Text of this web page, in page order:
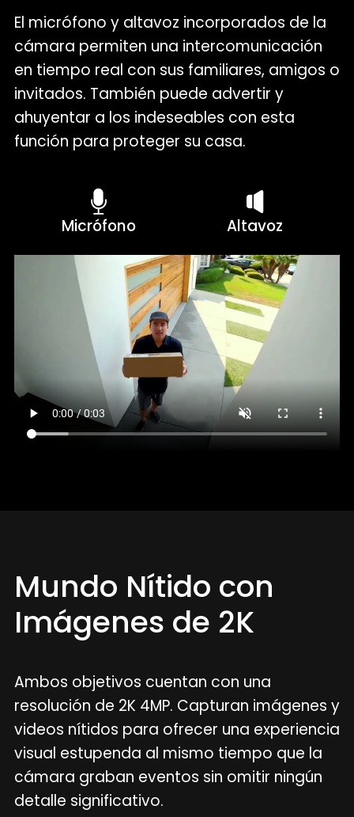
El micrófono y altavoz incorporados de la
cámara permiten una intercomunicación
en tiempo real con sus familiares, amigos o
invitados. También puede advertir y
ahuyentar a los indeseables con esta
función para proteger su casa.
Micrófono Altavoz
Mundo Nítido con
Imágenes de 2K
Ambos objetivos cuentan con una
resolución de 2K 4MP. Capturan imágenes y
videos nítidos para ofrecer una experiencia
visual estupenda al mismo tiempo que la
cámara graban eventos sin omitir ningún
detalle significativo.